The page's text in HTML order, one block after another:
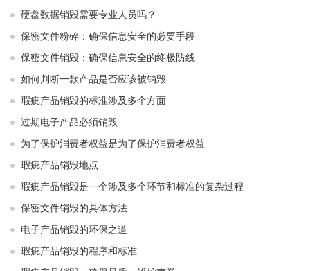
硬盘数据销毁需要专业人员吗？
保密文件粉碎：确保信息安全的必要手段
保密文件销毁：确保信息安全的终极防线
如何判断一款产品是否应该被销毁
瑕疵产品销毁的标准涉及多个方面
过期电子产品必须销毁
为了保护消费者权益是为了保护消费者权益
瑕疵产品销毁地点
瑕疵产品销毁是一个涉及多个环节和标准的复杂过程
保密文件销毁的具体方法
电子产品销毁的环保之道
瑕疵产品销毁的程序和标准